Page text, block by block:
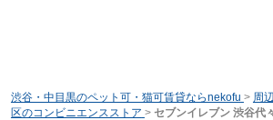
渋谷・中目黒のペット可・猫可賃貸ならnekofu > 周
区のコンビニエンスストア > セブンイレブン 渋谷代